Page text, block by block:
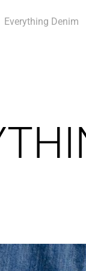
Everything Denim